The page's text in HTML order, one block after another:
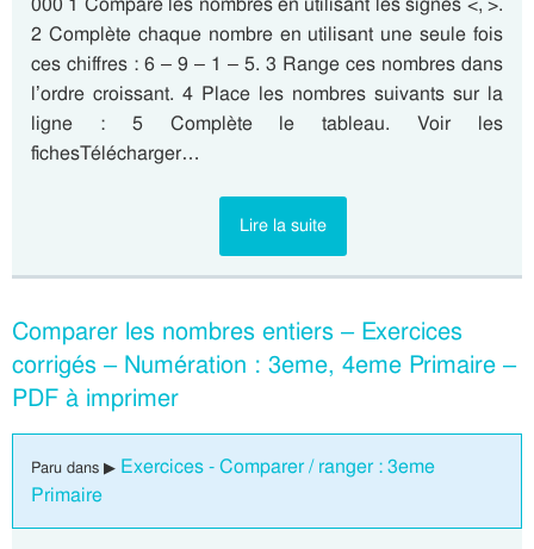
2 Complète chaque nombre en utilisant une seule fois
ces chiffres : 6 – 9 – 1 – 5. 3 Range ces nombres dans
l’ordre croissant. 4 Place les nombres suivants sur la
ligne : 5 Complète le tableau. Voir les
fichesTélécharger…
Lire la suite
Comparer les nombres entiers – Exercices
corrigés – Numération : 3eme, 4eme Primaire –
PDF à imprimer
Paru dans ▶ Exercices - Comparer / ranger : 3eme
Primaire